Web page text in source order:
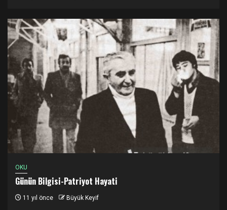
OKU
Günün Bilgisi-Patriyot Hayati
11 yıl önce Büyük Keyif